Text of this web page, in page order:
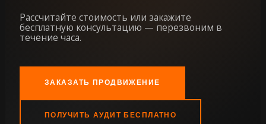
Рассчитайте стоимость или закажите
бесплатную консультацию — перезвоним в
течение часа.
ЗАКАЗАТЬ ПРОДВИЖЕНИЕ
ПОЛУЧИТЬ АУДИТ БЕСПЛАТНО